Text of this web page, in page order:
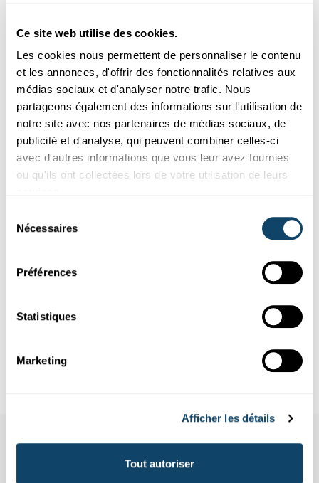
Ce site web utilise des cookies.
Les cookies nous permettent de personnaliser le contenu
et les annonces, d'offrir des fonctionnalités relatives aux
médias sociaux et d'analyser notre trafic. Nous
partageons également des informations sur l'utilisation de
notre site avec nos partenaires de médias sociaux, de
publicité et d'analyse, qui peuvent combiner celles-ci
avec d'autres informations que vous leur avez fournies
ou qu'ils ont collectées lors de votre utilisation de leurs
Nécessaires
Préférences
Statistiques
Marketing
Afficher les détails
Tout autoriser
d...
FNR
NOUVEAUTÉS EN SCIENCE
Luxembourg - juin 2022
pour le traitement de plusieurs ...
LIST
Aussi dans cette rubrique